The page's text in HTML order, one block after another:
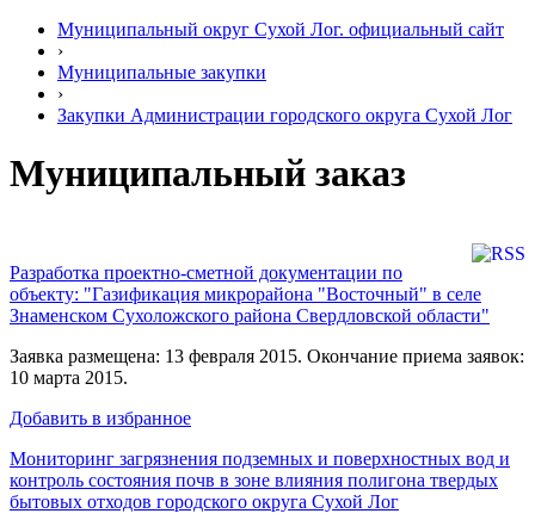
Муниципальный округ Сухой Лог. официальный сайт
›
Муниципальные закупки
›
Закупки Администрации городского округа Сухой Лог
Муниципальный заказ
Разработка проектно-сметной документации по
объекту: "Газификация микрорайона "Восточный" в селе
Знаменском Сухоложского района Свердловской области"
Заявка размещена: 13 февраля 2015. Окончание приема заявок:
10 марта 2015.
Добавить в избранное
Мониторинг загрязнения подземных и поверхностных вод и
контроль состояния почв в зоне влияния полигона твердых
бытовых отходов городского округа Сухой Лог